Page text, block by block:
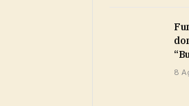
Funerale di Guccini, l’addio e le
8